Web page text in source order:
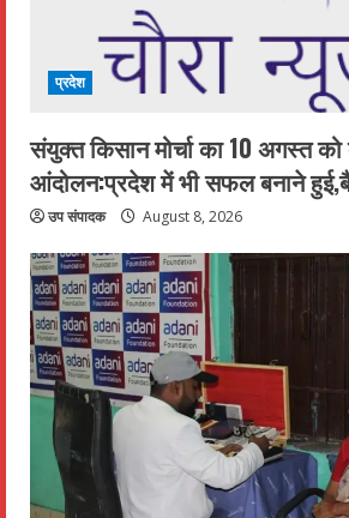
प्रदेश
संयुक्त किसान मोर्चा का 10 अगस्त को
आंदोलन:प्रदेश में भी सफल बनाने
उप संपादक August 8, 2026